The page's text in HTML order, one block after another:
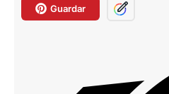
Guardar